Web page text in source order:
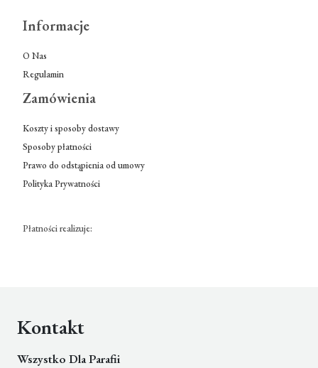
Informacje
O Nas
Regulamin
Zamówienia
Koszty i sposoby dostawy
Sposoby płatności
Prawo do odstąpienia od umowy
Polityka Prywatności
Płatności realizuje:
Kontakt
Wszystko Dla Parafii